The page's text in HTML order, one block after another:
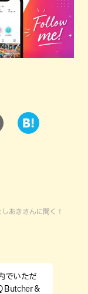
あきさんに聞く！
でいただ
Butcher &